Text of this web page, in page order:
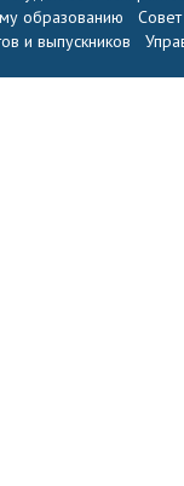
образованию
и выпускников